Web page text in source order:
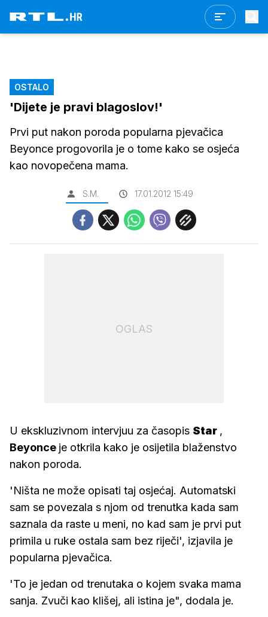
OSTALO
'Dijete je pravi blagoslov!'
Prvi put nakon poroda popularna pjevačica
Beyonce progovorila je o tome kako se osjeća
kao novopečena mama.
S.M. 17.01.2012 15:49
OGLAS
U ekskluzivnom intervjuu za časopis Star ,
Beyonce je otkrila kako je osijetila blaženstvo
nakon poroda.
'Ništa ne može opisati taj osjećaj. Automatski
sam se povezala s njom od trenutka kada sam
saznala da raste u meni, no kad sam je prvi put
primila u ruke ostala sam bez riječi', izjavila je
popularna pjevačica.
'To je jedan od trenutaka o kojem svaka mama
sanja. Zvuči kao klišej, ali istina je", dodala je.